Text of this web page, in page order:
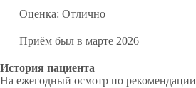
Оценка: Отлично
Приём был в марте 2026
История пациента
На ежегодный осмотр по